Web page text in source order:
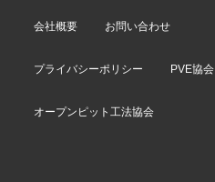
会社概要 お問い合わせ
プライバシーポリシー PVE協会
オープンピット工法協会